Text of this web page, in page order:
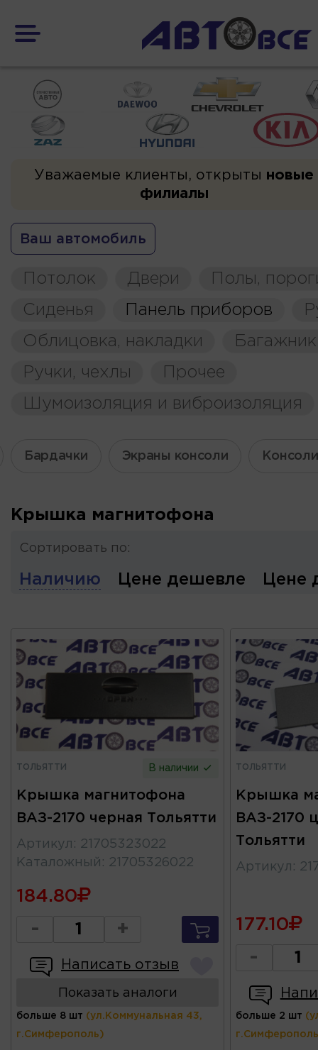
Уважаемые клиенты, открыты новые
филиалы
Ваш автомобиль
Потолок Двери
Полы,
Сиденья
Панель приборов
Облицовка, накладки
Багажник
Ручки, чехлы
Прочее
Шумоизоляция и виброизоляция
Бардачки Экраны консоли
Крышка магнитофона
Сортировать по:
Наличию Цене дешевле Цене
ТОЛЬЯТТИ В наличии
Крышка магнитофона
ВАЗ-2170 черная Тольятти
Артикул : 21705323022
Каталожный : 21705326022
184.80
- +
Написать отзыв
Показать аналоги
больше 8 шт (ул.Коммунальная 43,
г.Симферополь)
ТОЛЬЯТТИ
Крышка
ВАЗ-2170
Тольятти
Артикул :
177.10
-
больше 2 шт